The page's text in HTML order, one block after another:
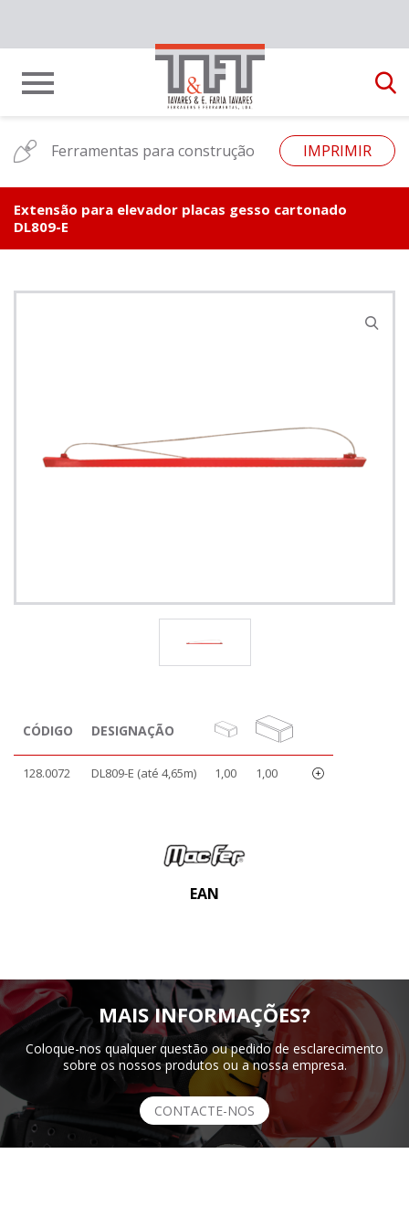
Ferramentas para construção IMPRIMIR
Extensão para elevador placas gesso cartonado
DL809-E
CÓDIGO DESIGNAÇÃO
128.0072 DL809-E (até 4,65m) 1,00 1,00
EAN
MAIS INFORMAÇÕES?
Coloque-nos qualquer questão ou pedido de esclarecimento
sobre os nossos produtos ou a nossa empresa.
CONTACTE-NOS